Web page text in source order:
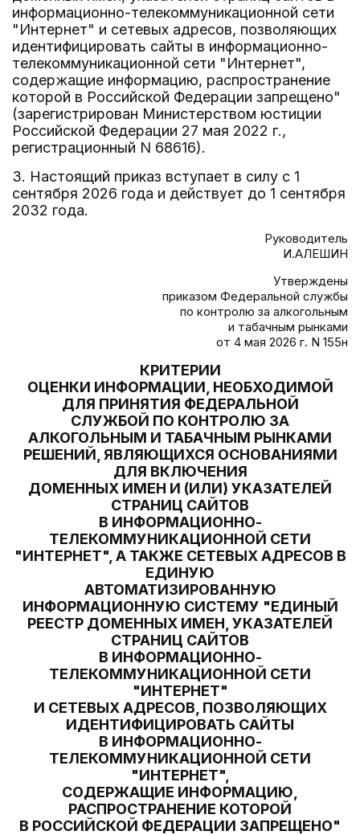
информационно-телекоммуникационной сети
"Интернет" и сетевых адресов, позволяющих
идентифицировать сайты в информационно-
телекоммуникационной сети "Интернет",
содержащие информацию, распространение
которой в Российской Федерации запрещено"
(зарегистрирован Министерством юстиции
Российской Федерации 27 мая 2022 г.,
регистрационный N 68616).
3. Настоящий приказ вступает в силу с 1
сентября 2026 года и действует до 1 сентября
2032 года.
Руководитель
И.АЛЕШИН
Утверждены
приказом Федеральной службы
по контролю за алкогольным
и табачным рынками
от 4 мая 2026 г. N 155н
КРИТЕРИИ
ОЦЕНКИ ИНФОРМАЦИИ, НЕОБХОДИМОЙ
ДЛЯ ПРИНЯТИЯ ФЕДЕРАЛЬНОЙ
СЛУЖБОЙ ПО КОНТРОЛЮ ЗА
АЛКОГОЛЬНЫМ И ТАБАЧНЫМ РЫНКАМИ
РЕШЕНИЙ, ЯВЛЯЮЩИХСЯ ОСНОВАНИЯМИ
ДЛЯ ВКЛЮЧЕНИЯ
ДОМЕННЫХ ИМЕН И (ИЛИ) УКАЗАТЕЛЕЙ
СТРАНИЦ САЙТОВ
В ИНФОРМАЦИОННО-
ТЕЛЕКОММУНИКАЦИОННОЙ СЕТИ
"ИНТЕРНЕТ", А ТАКЖЕ СЕТЕВЫХ АДРЕСОВ В
ЕДИНУЮ
АВТОМАТИЗИРОВАННУЮ
ИНФОРМАЦИОННУЮ СИСТЕМУ "ЕДИНЫЙ
РЕЕСТР ДОМЕННЫХ ИМЕН, УКАЗАТЕЛЕЙ
СТРАНИЦ САЙТОВ
В ИНФОРМАЦИОННО-
ТЕЛЕКОММУНИКАЦИОННОЙ СЕТИ
"ИНТЕРНЕТ"
И СЕТЕВЫХ АДРЕСОВ, ПОЗВОЛЯЮЩИХ
ИДЕНТИФИЦИРОВАТЬ САЙТЫ
В ИНФОРМАЦИОННО-
ТЕЛЕКОММУНИКАЦИОННОЙ СЕТИ
"ИНТЕРНЕТ",
СОДЕРЖАЩИЕ ИНФОРМАЦИЮ,
РАСПРОСТРАНЕНИЕ КОТОРОЙ
В РОССИЙСКОЙ ФЕДЕРАЦИИ ЗАПРЕЩЕНО"